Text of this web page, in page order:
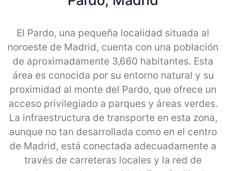
El Pardo, una pequeña localidad situada al
noroeste de Madrid, cuenta con una población
de aproximadamente 3,660 habitantes. Esta
área es conocida por su entorno natural y su
proximidad al monte del Pardo, que ofrece un
acceso privilegiado a parques y áreas verdes.
La infraestructura de transporte en esta zona,
aunque no tan desarrollada como en el centro
de Madrid, está conectada adecuadamente a
través de carreteras locales y la red de